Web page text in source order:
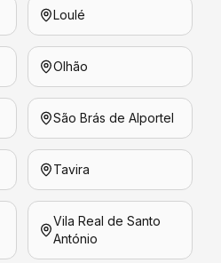
Loulé
Olhão
São Brás de Alportel
Tavira
Vila Real de Santo
António